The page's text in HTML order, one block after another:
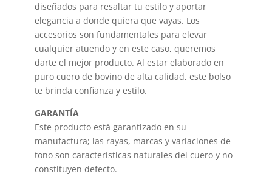
diseñados para resaltar tu estilo y aportar
elegancia a donde quiera que vayas. Los
accesorios son fundamentales para elevar
cualquier atuendo y en este caso, queremos
darte el mejor producto. Al estar elaborado en
puro cuero de bovino de alta calidad, este bolso
te brinda confianza y estilo.
GARANTÍA
Este producto está garantizado en su
manufactura; las rayas, marcas y variaciones de
tono son características naturales del cuero y no
constituyen defecto.